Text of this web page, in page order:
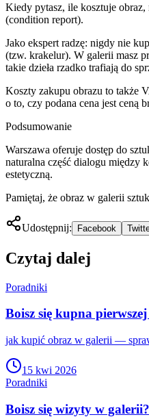
Kiedy pytasz, ile kosztuje
(condition report).
Jako ekspert radzę: nigdy nie
(tzw. krakelur). W galerii masz
takie dzieła rzadko trafiają do
Koszty zakupu obrazu to także
o to, czy podana cena jest ceną
Podsumowanie
Warszawa oferuje dostęp do
naturalna część dialogu między
estetyczną.
Pamiętaj, że obraz w galerii
Udostępnij: Facebook
Czytaj dalej
Poradniki
Boisz się kupna
jak kupić obraz w galerii —
15 kwi 2026
Poradniki
Boisz się wizyty w